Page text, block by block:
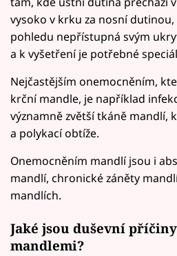
vysoko v krku za nosní
pohledu nepřístupná svým
a k vyšetření je potřebné
Nejčastějším onemocněním,
krční mandle, je například
významně zvětší tkáně mandlí,
a polykací obtíže.
Onemocněním mandlí jsou i
mandlí, chronické záněty
mandlích.
Jaké jsou duševní
mandlemi?